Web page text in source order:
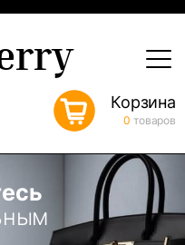
Корзина
0 товаров